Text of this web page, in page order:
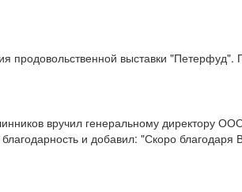
продовольственной выставки
вручил генеральному директору
и добавил: "Скоро